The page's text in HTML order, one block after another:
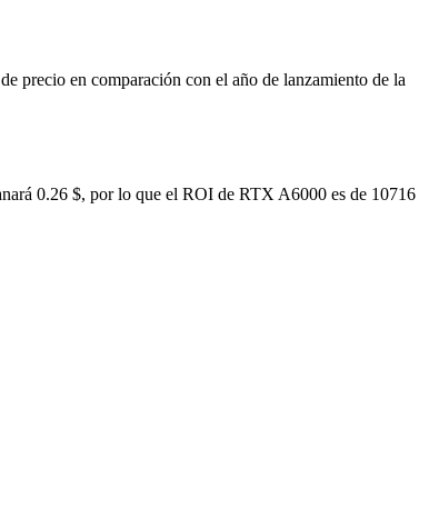
precio en comparación con el año de lanzamiento de la
0.26 $, por lo que el ROI de RTX A6000 es de 10716